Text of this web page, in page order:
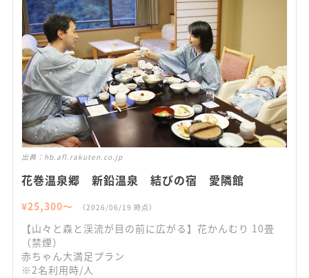
出典： hb.afl.rakuten.co.jp
花巻温泉郷 新鉛温泉 結びの宿 愛隣館
¥25,300〜 （2026/06/19 時点）
【山々と森と渓流が目の前に広がる】花かんむり 10畳
（禁煙）
赤ちゃん大満足プラン
※2名利用時/人